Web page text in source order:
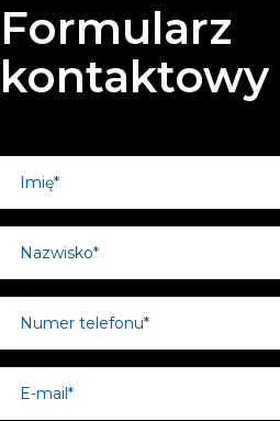
Formularz
kontaktowy